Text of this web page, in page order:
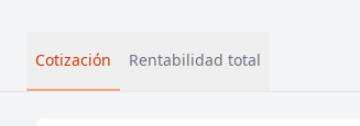
Cotización Rentabilidad total